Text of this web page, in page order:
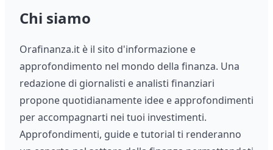
Chi siamo
Orafinanza.it è il sito d'informazione e
approfondimento nel mondo della finanza. Una
redazione di giornalisti e analisti finanziari
propone quotidianamente idee e approfondimenti
per accompagnarti nei tuoi investimenti.
Approfondimenti, guide e tutorial ti renderanno